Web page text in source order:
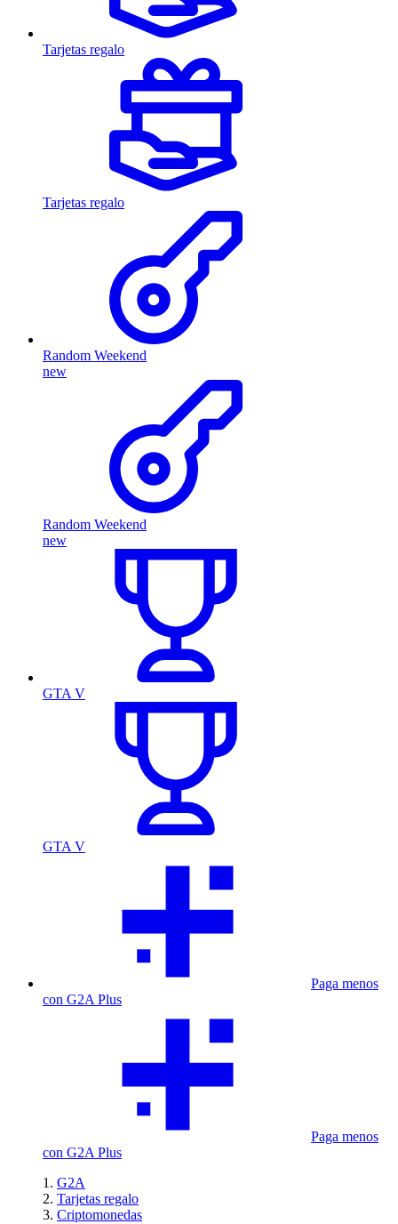
Tarjetas regalo
Tarjetas regalo
Random Weekend
new
Random Weekend
new
GTA V
GTA V
Paga menos
con G2A Plus
Paga menos
con G2A Plus
G2A
Tarjetas regalo
Criptomonedas